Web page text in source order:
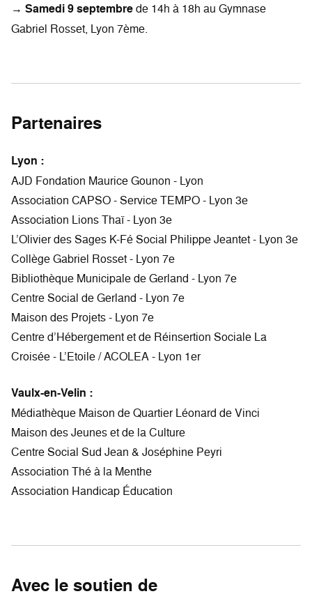
→ Samedi 9 septembrede 14h à 18h au Gymnase
Gabriel Rosset, Lyon 7ème.
Partenaires
Lyon :
AJD Fondation Maurice Gounon - Lyon
Association CAPSO - Service TEMPO - Lyon 3e
Association Lions Thaï - Lyon 3e
L’Olivier des Sages K-Fé Social Philippe Jeantet - Lyon 3e
Collège Gabriel Rosset - Lyon 7e
Bibliothèque Municipale de Gerland - Lyon 7e
Centre Social de Gerland - Lyon 7e
Maison des Projets - Lyon 7e
Centre d’Hébergement et de Réinsertion Sociale La
Croisée - L’Etoile / ACOLEA - Lyon 1er
Vaulx-en-Velin :
Médiathèque Maison de Quartier Léonard de Vinci
Maison des Jeunes et de la Culture
Centre Social Sud Jean & Joséphine Peyri
Association Thé à la Menthe
Association Handicap Éducation
Avec le soutien de